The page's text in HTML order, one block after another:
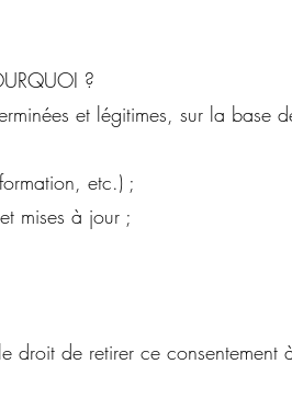
?
et légitimes, sur la base
etc.) ;
mises à jour ;
droit de retirer ce consentement